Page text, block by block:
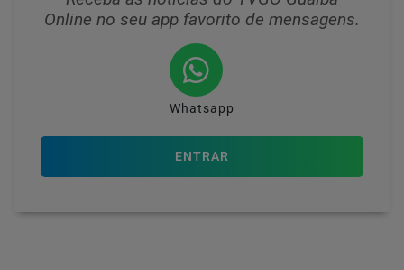
Online no seu app favorito de mensagens.
Whatsapp
ENTRAR